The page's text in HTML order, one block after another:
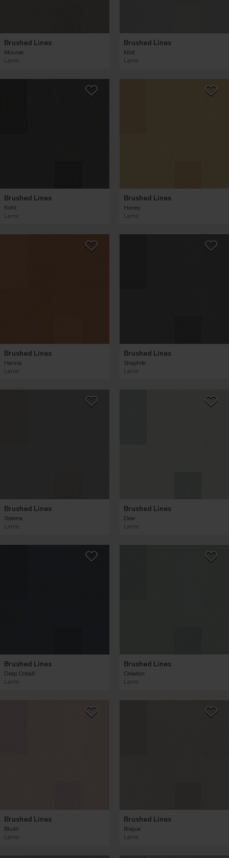
Brushed Lines
Mousse
Lame
Brushed Lines
Mist
Lame
Brushed Lines
Kohl
Lame
Brushed Lines
Honey
Lame
Brushed Lines
Henna
Lame
Brushed Lines
Graphite
Lame
Brushed Lines
Galena
Lame
Brushed Lines
Dew
Lame
Brushed Lines
Deep Cobalt
Lame
Brushed Lines
Celadon
Lame
Brushed Lines
Blush
Lame
Brushed Lines
Bisque
Lame